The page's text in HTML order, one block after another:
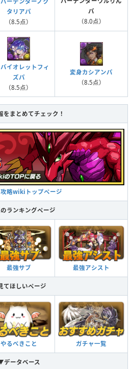
タリアパ
（8.5点）
パ
（8.0点）
イオレットフィ
ズパ
（8.5点）
変身カシアンパ
（8.5点）
まとめてチェック！
略wikiトップページ
ランキングページ
最強サブ 最強アシスト
ほしいページ
やるべきこと ガチャ一覧
データベース